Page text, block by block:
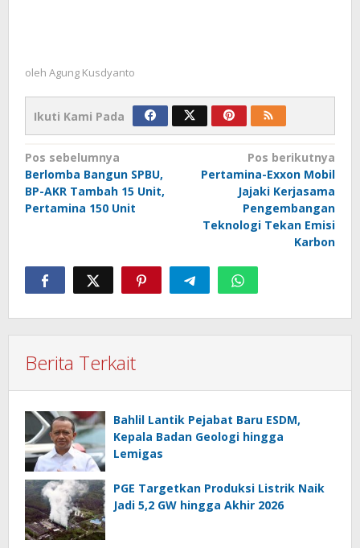
oleh Agung Kusdyanto
Ikuti Kami Pada
Navigasi
pos
Pos sebelumnya
Berlomba Bangun SPBU,
BP-AKR Tambah 15 Unit,
Pertamina 150 Unit
Pos berikutnya
Pertamina-Exxon Mobil
Jajaki Kerjasama
Pengembangan
Teknologi Tekan Emisi
Karbon
Berita Terkait
Bahlil Lantik Pejabat Baru ESDM,
Kepala Badan Geologi hingga
Lemigas
PGE Targetkan Produksi Listrik Naik
Jadi 5,2 GW hingga Akhir 2026